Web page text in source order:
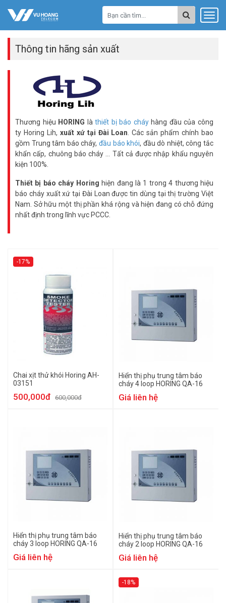
Thông tin hãng sản xuất
Thương hiệu HORING làthiết bị báo cháyhàng đầu của công
ty Horing Lih, xuất xứ tại Đài Loan . Các sản phẩm chính bao
gồm Trung tâm báo cháy, đầu báo khói, đầu dò nhiệt, công tắc
khẩn cấp, chuông báo cháy ... Tất cả được nhập khẩu nguyên
kiện 100%.
Thiết bị báo cháy Horing hiện đang là 1 trong 4 thương hiệu
báo cháy xuất xứ tại Đài Loan được tin dùng tại thị trường Việt
Nam. Sở hữu một thị phần khá rộng và hiện đang có chỗ đứng
nhất định trong lĩnh vực PCCC.
-17%
Chai xịt thử khói Horing AH-
03151
500,000đ 600,000đ
Hiển thị phụ trung tâm báo
cháy 4 loop HORING QA-16
Giá liên hệ
Hiển thị phụ trung tâm báo
cháy 3 loop HORING QA-16
Giá liên hệ
Hiển thị phụ trung tâm báo
cháy 2 loop HORING QA-16
Giá liên hệ
-18%